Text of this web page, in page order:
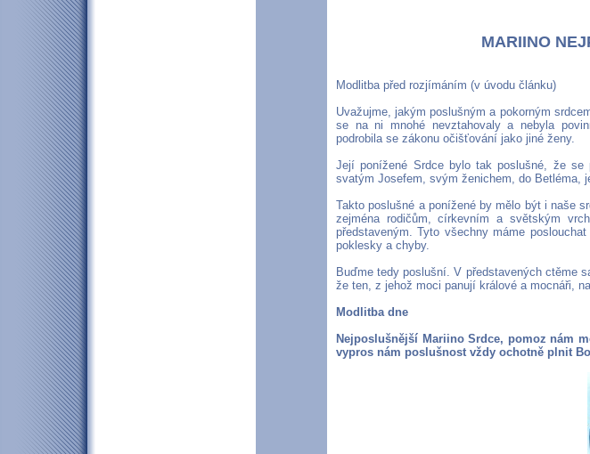
MARIINO
Modlitba před rozjímáním (v úvodu článku)
Uvažujme, jakým poslušným a pokorným
se na ni mnohé nevztahovaly a nebyla
podrobila se zákonu očišťování jako jiné ženy.
Její ponížené Srdce bylo tak poslušné, že
svatým Josefem, svým ženichem, do Betléma,
Takto poslušné a ponížené by mělo být i naše
zejména rodičům, církevním a světským
představeným. Tyto všechny máme
poklesky a chyby.
Buďme tedy poslušní. V představených ctěme
že ten, z jehož moci panují králové a mocnáři,
Modlitba dne
Nejposlušnější Mariino Srdce, pomoz nám
vypros nám poslušnost vždy ochotně plnit